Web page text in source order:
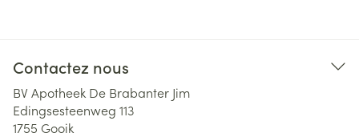
Contactez nous
BV Apotheek De Brabanter Jim
Edingsesteenweg 113
1755 Gooik